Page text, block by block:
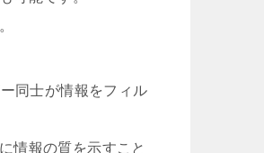
同士が情報をフィル
情報の質を示すこと